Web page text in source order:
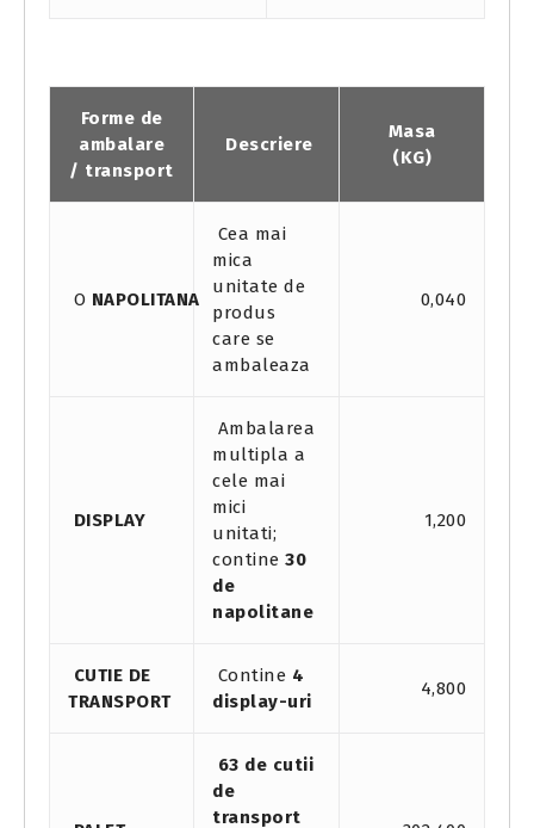
Forme de
ambalare
/ transport
Descriere
Masa
(KG)
O NAPOLITANA
Cea mai
mica
unitate de
produs
care se
ambaleaza
0,040
DISPLAY
Ambalarea
multipla a
cele mai
mici
unitati;
contine 30
de
napolitane
1,200
CUTIE DE
TRANSPORT
Contine 4
display-uri
4,800
63 de cutii
de
transport